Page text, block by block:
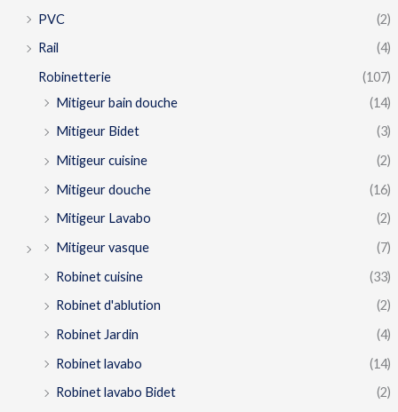
PVC
(2)
Rail
(4)
Robinetterie
(107)
Mitigeur bain douche
(14)
Mitigeur Bidet
(3)
Mitigeur cuisine
(2)
Mitigeur douche
(16)
Mitigeur Lavabo
(2)
Mitigeur vasque
(7)
Robinet cuisine
(33)
Robinet d'ablution
(2)
Robinet Jardin
(4)
Robinet lavabo
(14)
Robinet lavabo Bidet
(2)